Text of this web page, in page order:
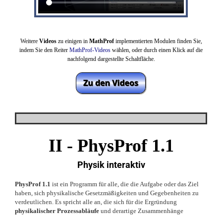
Weitere Videos zu einigen in MathProfimplementierten Modulen finden Sie,
indem Sie den Reiter MathProf-Videos wählen, oder durch einen Klick auf die
nachfolgend dargestellte Schaltfläche.
II - PhysProf 1.1
Physik interaktiv
PhysProf 1.1 ist ein Programm für alle, die die Aufgabe oder das Ziel
haben, sich physikalische Gesetzmäßigkeiten und Gegebenheiten zu
verdeutlichen. Es spricht alle an, die sich für die Ergründung
physikalischer Prozessabläufe und derartige Zusammenhänge